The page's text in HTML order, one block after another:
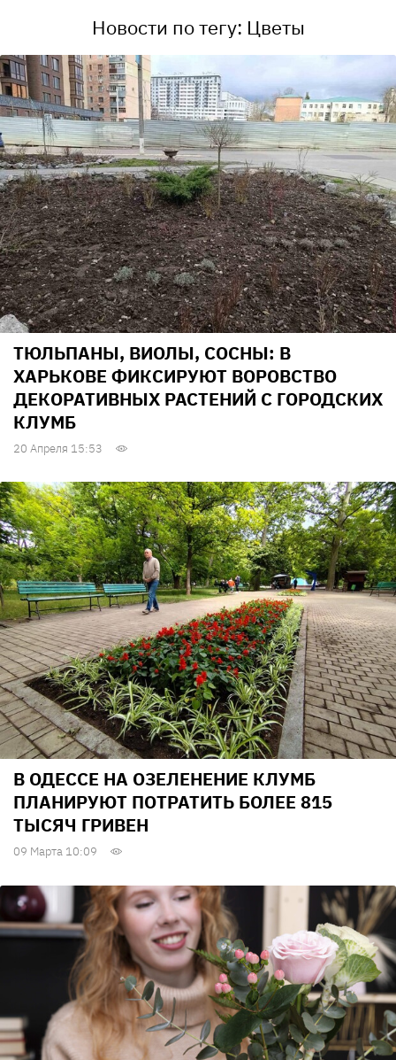
Новости по тегу: Цветы
ТЮЛЬПАНЫ, ВИОЛЫ, СОСНЫ: В
ХАРЬКОВЕ ФИКСИРУЮТ ВОРОВСТВО
ДЕКОРАТИВНЫХ РАСТЕНИЙ С ГОРОДСКИХ
КЛУМБ
20 Апреля 15:53
В ОДЕССЕ НА ОЗЕЛЕНЕНИЕ КЛУМБ
ПЛАНИРУЮТ ПОТРАТИТЬ БОЛЕЕ 815
ТЫСЯЧ ГРИВЕН
09 Марта 10:09